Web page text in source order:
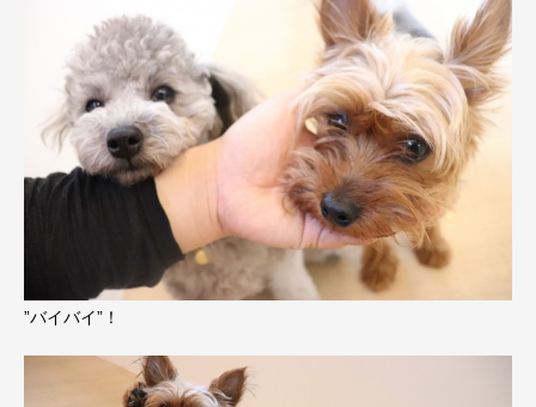
”バイバイ”！